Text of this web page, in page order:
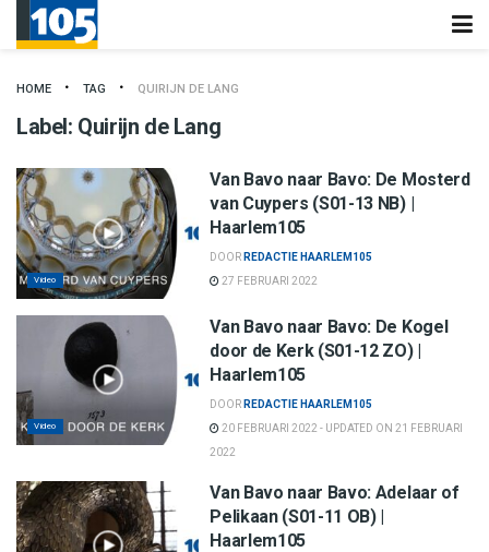
HOME TAG QUIRIJN DE LANG
Label: Quirijn de Lang
Video
Van Bavo naar Bavo: De Mosterd
van Cuypers (S01-13 NB) |
Haarlem105
DOOR REDACTIE HAARLEM105
27 FEBRUARI 2022
Video
Van Bavo naar Bavo: De Kogel
door de Kerk (S01-12 ZO) |
Haarlem105
DOOR REDACTIE HAARLEM105
20 FEBRUARI 2022 - UPDATED ON 21 FEBRUARI
2022
Van Bavo naar Bavo: Adelaar of
Pelikaan (S01-11 OB) |
Haarlem105